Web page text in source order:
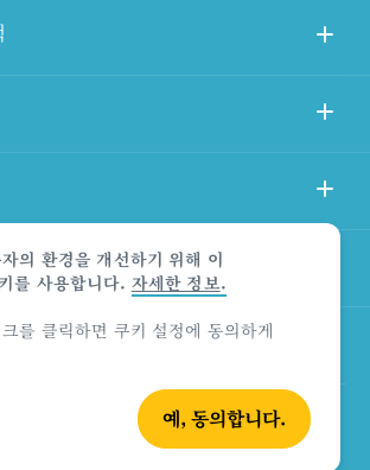
의 환경을 개선하기 위해 이
를 사용합니다. 자세한 정보.
를 클릭하면 쿠키 설정에 동의하게
예, 동의합니다.
법적 고지
© Tourism Australia 2026